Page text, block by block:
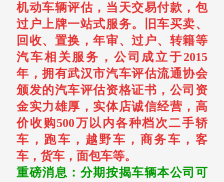
机动车辆评估，当天交易付款，包
过户上牌一站式服务。旧车买卖、
回收、置换，年审、过户、转籍等
汽车相关服务，公司成立于2015
年，拥有武汉市汽车评估流通协会
颁发的汽车评估资格证书，公司资
金实力雄厚，实体店诚信经营，高
价收购500万以内各种档次二手轿
车，跑车，越野车，商务车，客
车，货车，面包车等。
重磅消息：分期按揭车辆本公司可